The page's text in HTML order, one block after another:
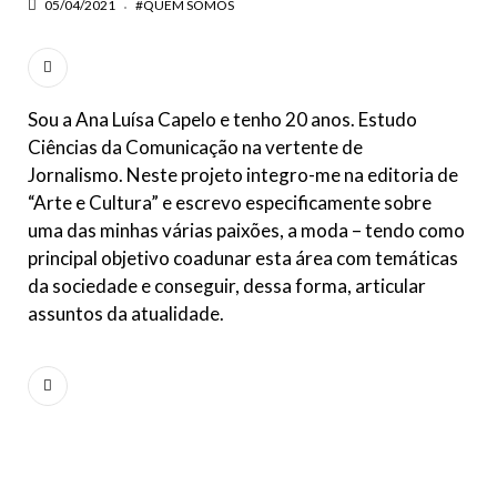
05/04/2021
#QUEM SOMOS
Sou a Ana Luísa Capelo e tenho 20 anos. Estudo
Ciências da Comunicação na vertente de
Jornalismo. Neste projeto integro-me na editoria de
“Arte e Cultura” e escrevo especificamente sobre
uma das minhas várias paixões, a moda – tendo como
principal objetivo coadunar esta área com temáticas
da sociedade e conseguir, dessa forma, articular
assuntos da atualidade.